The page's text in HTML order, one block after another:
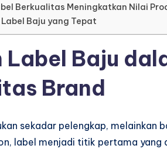
Berkualitas Meningkatkan Nilai
Label Baju yang Tepat
Label Baju
Brand
sekadar pelengkap, melainkan
label menjadi titik pertama yang